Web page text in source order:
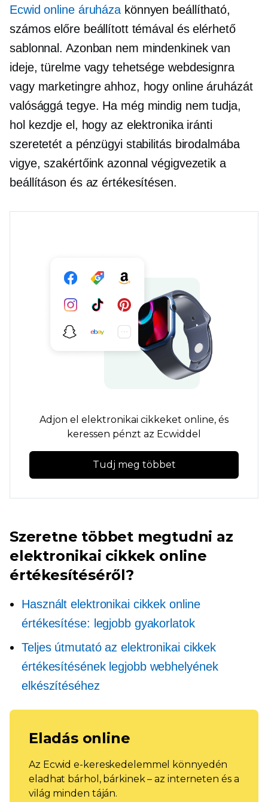
Ecwid online áruháza könnyen beállítható,
számos előre beállított témával és elérhető
sablonnal. Azonban nem mindenkinek van
ideje, türelme vagy tehetsége webdesignra
vagy marketingre ahhoz, hogy online áruházát
valósággá tegye. Ha még mindig nem tudja,
hol kezdje el, hogy az elektronika iránti
szeretetét a pénzügyi stabilitás birodalmába
vigye, szakértőink azonnal végigvezetik a
beállításon és az értékesítésen.
Adjon el elektronikai cikkeket online, és
keressen pénzt az Ecwiddel
Tudj meg többet
Szeretne többet megtudni az
elektronikai cikkek online
értékesítéséről?
Használt elektronikai cikkek online
értékesítése: legjobb gyakorlatok
Teljes útmutató az elektronikai cikkek
értékesítésének legjobb webhelyének
elkészítéséhez
Eladás online
Az Ecwid e-kereskedelemmel könnyedén
eladhat bárhol, bárkinek – az interneten és a
világ minden táján.